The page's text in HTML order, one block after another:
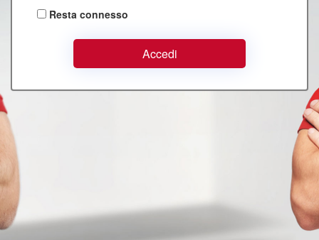
Resta connesso
Accedi